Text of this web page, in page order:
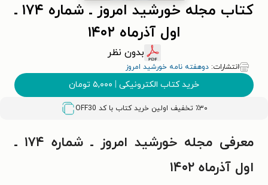
کتاب مجله خورشید امروز ـ شماره ۱۷۴ ـ
اول آذرماه ۱۴۰۲
بدون نظر
انتشارات: دوهفته نامه خورشید امروز
خرید کتاب الکترونیکی | ۵,۰۰۰ تومان
٪۳۰ تخفیف اولین خرید کتاب با کد OFF30
معرفی مجله خورشید امروز ـ شماره ۱۷۴ ـ
اول آذرماه ۱۴۰۲